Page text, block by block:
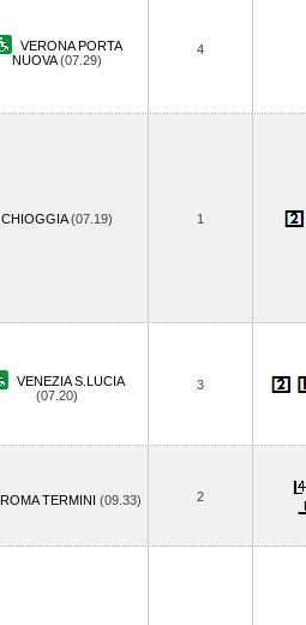
VERONA PORTA
NUOVA(07.29)
4
CHIOGGIA(07.19) 1
VENEZIA S.LUCIA
(07.20)
3
ROMA TERMINI (09.33) 2